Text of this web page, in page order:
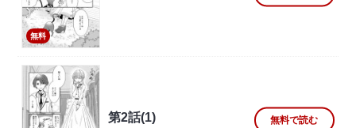
無料
第2話(1) 無料で読む